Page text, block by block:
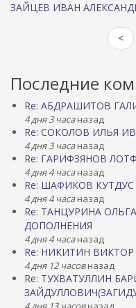
ЗАЙЦЕВ ИВАН
<
Последние
Re: АБДРАШИТОВ
4 дня 3 часаназад
Re: СОКОЛОВ ИЛЬЯ
4 дня 3 часаназад
Re: ГАРИФЗЯНОВ
4 дня 4 часаназад
Re: ШАФИКОВ
4 дня 4 часаназад
Re: ТАНЦУРИНА
ДОПОЛНЕНИЯ
4 дня 4 часаназад
Re: НИКИТИН
4 дня 12 часовназад
Re: ТУХВАТУЛЛИН